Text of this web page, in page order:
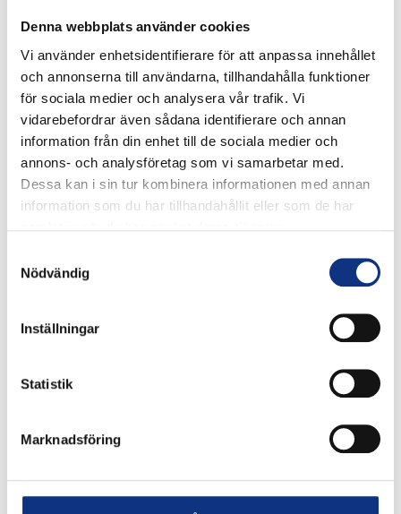
Denna webbplats använder cookies
Vi använder enhetsidentifierare för att anpassa innehållet
och annonserna till användarna, tillhandahålla funktioner
för sociala medier och analysera vår trafik. Vi
vidarebefordrar även sådana identifierare och annan
information från din enhet till de sociala medier och
annons- och analysföretag som vi samarbetar med.
Dessa kan i sin tur kombinera informationen med annan
information som du har tillhandahållit eller som de har
Nödvändig
Inställningar
Statistik
Marknadsföring
Stabes nyhetsbrev
Signa upp dig på vår nyhetsbrev.
Genom att klicka på “Signa upp” dig bekräftar du